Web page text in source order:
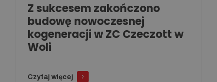
Z sukcesem zakończono
budowę nowoczesnej
kogeneracji w ZC Czeczott w
Woli
Czytaj więcej